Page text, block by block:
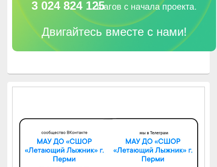
3 024 824 125шагов с начала проекта.
Двигайтесь вместе с нами!